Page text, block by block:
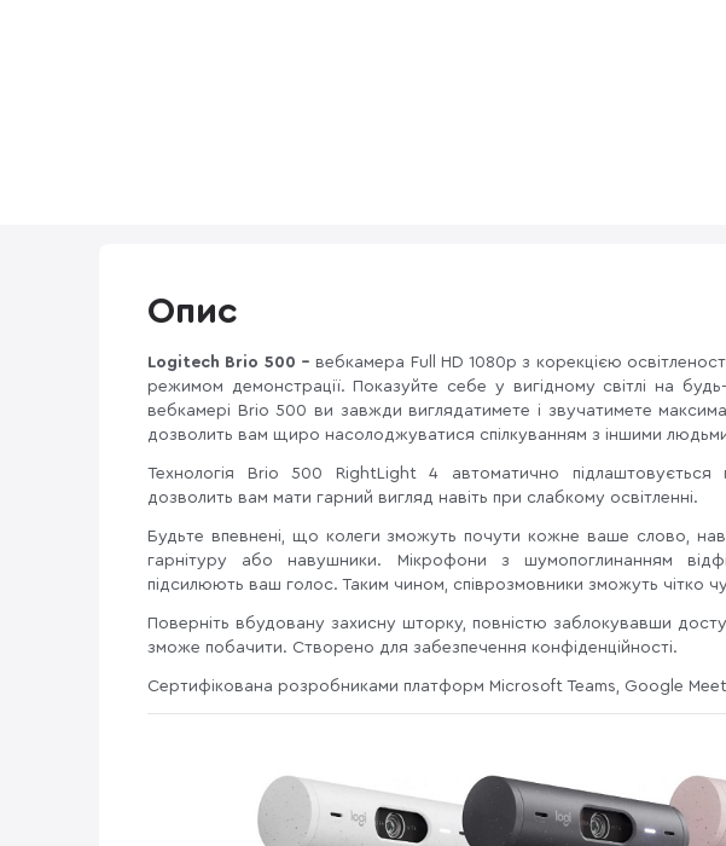
Опис
Logitech Brio 500 –вебкамера Full HD 1080p з корекцією
режимом демонстрації. Показуйте себе у вигідному світлі на
вебкамері Brio 500 ви завжди виглядатимете і звучатимете
дозволить вам щиро насолоджуватися спілкуванням з іншими
Технологія Brio 500 RightLight 4 автоматично
дозволить вам мати гарний вигляд навіть при слабкому освітленні.
Будьте впевнені, що колеги зможуть почути кожне ваше слово,
гарнітуру або навушники. Мікрофони з шумопоглинанням
підсилюють ваш голос. Таким чином, співрозмовники зможуть чітко
Поверніть вбудовану захисну шторку, повністю заблокувавши
зможе побачити. Створено для забезпечення конфіденційності.
Сертифікована розробниками платформ Microsoft Teams, Google